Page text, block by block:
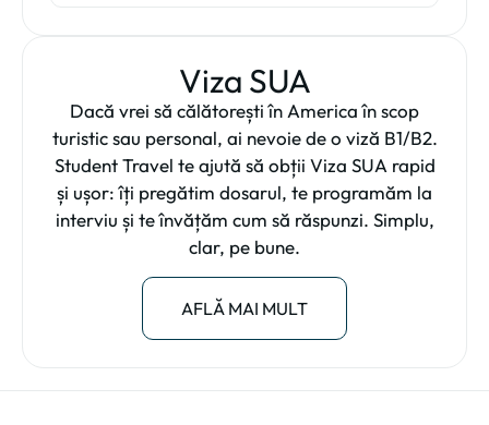
Viza SUA
Dacă vrei să călătorești în America în scop
turistic sau personal, ai nevoie de o viză B1/B2.
Student Travel te ajută să obții Viza SUA rapid
și ușor: îți pregătim dosarul, te programăm la
interviu și te învățăm cum să răspunzi. Simplu,
clar, pe bune.
AFLĂ MAI MULT